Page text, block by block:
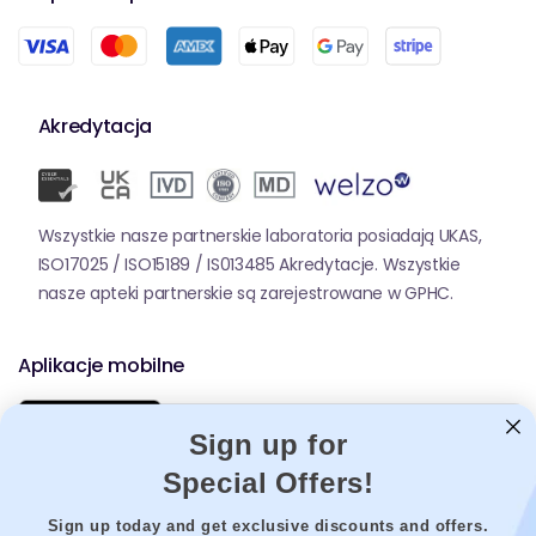
Akredytacja
Wszystkie nasze partnerskie laboratoria posiadają UKAS,
ISO17025 / ISO15189 / IS013485 Akredytacje. Wszystkie
nasze apteki partnerskie są zarejestrowane w GPHC.
Aplikacje mobilne
Sign up for
Special Offers!
Sign up today and get exclusive discounts and offers.